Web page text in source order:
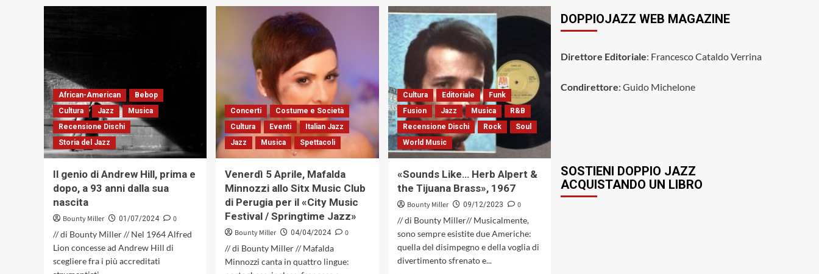
il
nuovo
album
tra
nostalgia
visioni
(Filibusta
su
«Extrasensorial
Songs»
di
Boris
Savoldelli,
tra
intelligenza
artificiale
e
creatività
umana
(Caligola
Records,
musica
per
organi
caldi,
sesso,
ballo
e
sballo
African-American
Bebop
Cultura
Jazz
Musica
Recensione Dischi
Storia del Jazz
Il genio di Andrew Hill, prima e
dopo, a 93 anni dalla sua
nascita
Bounty Miller 01/07/2024
0
// di Bounty Miller // Nel 1964 Alfred
Lion concesse ad Andrew Hill di
scegliere fra i più accreditati
Concerti
Costume e Società
Cultura
Eventi
Italian Jazz
Jazz
Musica Spettacoli
Venerdì 5 Aprile, Mafalda
Minnozzi allo Sitx Music Club
di Perugia per il «City Music
Festival / Springtime Jazz»
Bounty Miller 04/04/2024
0
// di Bounty Miller // Mafalda
Minnozzi canta in quattro lingue:
Cultura Editoriale
Funk
Fusion
Jazz Musica
R&B
Recensione Dischi
Rock
Soul
World Music
«Sounds Like… Herb Alpert &
the Tijuana Brass», 1967
Bounty Miller 09/12/2023
0
// di Bounty Miller// Musicalmente,
sono sempre esistite due Americhe:
quella del disimpegno e della voglia di
divertimento sfrenato e...
DOPPIOJAZZ WEB MAGAZINE
Direttore Editoriale: Francesco Cataldo Verrina
Condirettore: Guido Michelone
SOSTIENI DOPPIO JAZZ
ACQUISTANDO UN LIBRO